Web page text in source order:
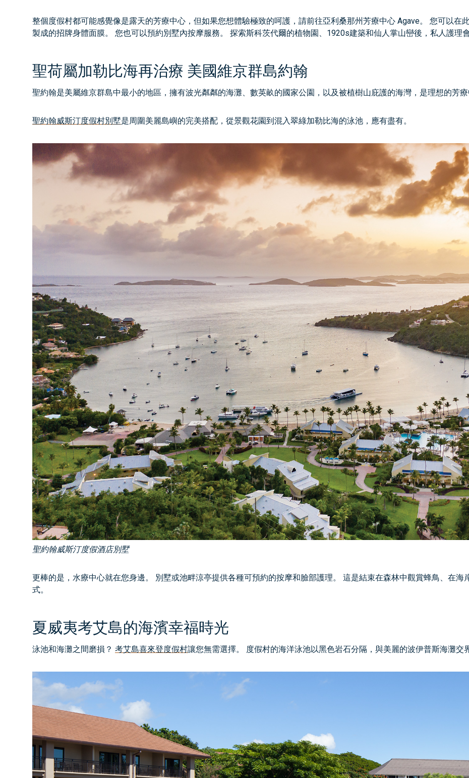
整個度假村都可能感覺像是露天的芳療中心，但如果您想體驗極致的呵護，請前往亞利桑那州芳療中心 Agave。 您可以在
製成的招牌身體面膜。 您也可以預約別墅內按摩服務。 探索斯科茨代爾的植物園、1920s建築和仙人掌山巒後，私人護理會
聖荷屬加勒比海再治療 美國維京群島約翰
聖約翰是美屬維京群島中最小的地區，擁有波光粼粼的海灘、數英畝的國家公園，以及被植樹山庇護的海灣，是理想的芳療
聖約翰威斯汀度假村別墅是周圍美麗島嶼的完美搭配，從景觀花園到混入翠綠加勒比海的泳池，應有盡有。
聖約翰威斯汀度假酒店別墅
更棒的是，水療中心就在您身邊。 別墅或池畔涼亭提供各種可預約的按摩和臉部護理。 這是結束在森林中觀賞蜂鳥、在
式。
夏威夷考艾島的海濱幸福時光
泳池和海灘之間磨損？ 考艾島喜來登度假村讓您無需選擇。 度假村的海洋泳池以黑色岩石分隔，與美麗的波伊普斯海灘交